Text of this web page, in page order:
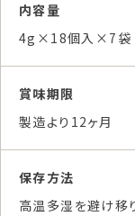
内容量
4g×18個入×7袋
賞味期限
製造より12ヶ月
保存方法
高温多湿を避け移